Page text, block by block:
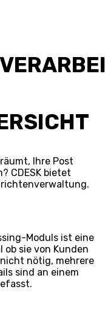
Ihre Post
CDESK bietet
Moduls ist eine
ob sie von Kunden
nötig, mehrere
sind an einem